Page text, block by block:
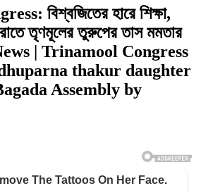
বিশ্বজিতের হারে শিক্ষা,
তৃণমূলের তুরুপের তাস মমতার
| Trinamool Congress
thakur daughter
Assembly by